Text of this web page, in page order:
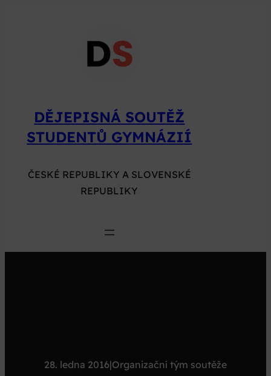
DĚJEPISNÁ SOUTĚŽ
STUDENTŮ GYMNÁZIÍ
ČESKÉ REPUBLIKY A SLOVENSKÉ
REPUBLIKY
28. ledna 2016|Organizační tým soutěže